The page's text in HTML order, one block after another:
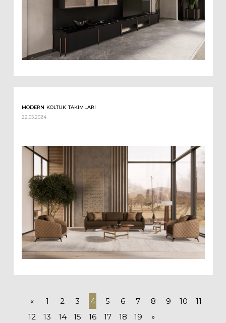
MODERN KOLTUK TAKIMLARI
22.05.2024
« 1 2 3 4 5 6 7 8 9 10
11
12
13 14 15 16 17 18 19 »